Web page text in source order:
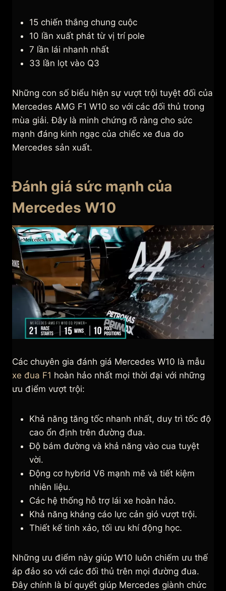
15 chiến thắng chung cuộc
10 lần xuất phát từ vị trí pole
7 lần lái nhanh nhất
33 lần lọt vào Q3
Những con số biểu hiện sự vượt trội tuyệt đối của
Mercedes AMG F1 W10 so với các đối thủ trong
mùa giải. Đây là minh chứng rõ ràng cho sức
mạnh đáng kinh ngạc của chiếc xe đua do
Mercedes sản xuất.
Đánh giá sức mạnh của
Mercedes W10
Các chuyên gia đánh giá Mercedes W10 là mẫu
xe đua F1 hoàn hảo nhất mọi thời đại với những
ưu điểm vượt trội:
Khả năng tăng tốc nhanh nhất, duy trì tốc độ
cao ổn định trên đường đua.
Độ bám đường và khả năng vào cua tuyệt
vời.
Động cơ hybrid V6 mạnh mẽ và tiết kiệm
nhiên liệu.
Các hệ thống hỗ trợ lái xe hoàn hảo.
Khả năng kháng cáo lực cản gió vượt trội.
Thiết kế tinh xảo, tối ưu khí động học.
Những ưu điểm này giúp W10 luôn chiếm ưu thế
áp đảo so với các đối thủ trên mọi đường đua.
Đây chính là bí quyết giúp Mercedes giành chức